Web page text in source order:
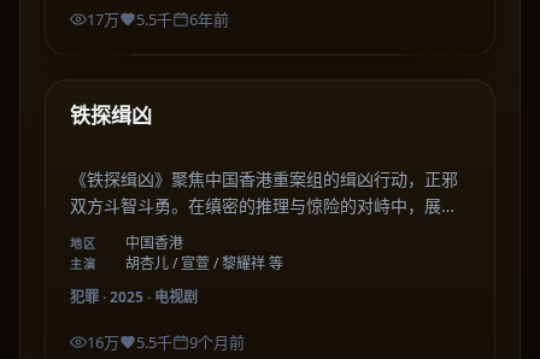
17万 5.5千 6年前
热门
铁探缉凶
《铁探缉凶》聚焦中国香港重案组的缉凶行动，正邪
双方斗智斗勇。在缜密的推理与惊险的对峙中，展现
了正义与罪恶之间的较量。
地区 中国香港
主演
胡杏儿 / 宣萱 / 黎耀祥 等
犯罪·2025· 电视剧
16万 5.5千 9个月前